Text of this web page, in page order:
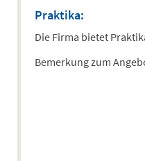
Praktika:
Die Firma bietet
Bemerkung zum